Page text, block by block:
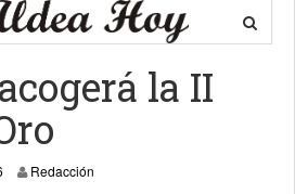
la II
Redacción